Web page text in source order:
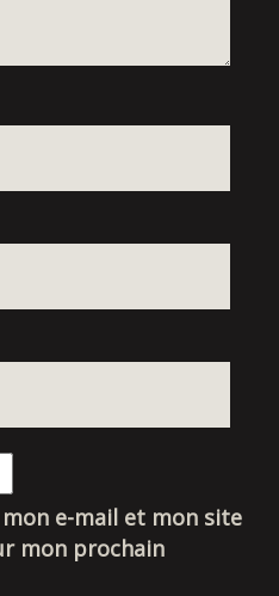
e-mail et mon site
mon prochain